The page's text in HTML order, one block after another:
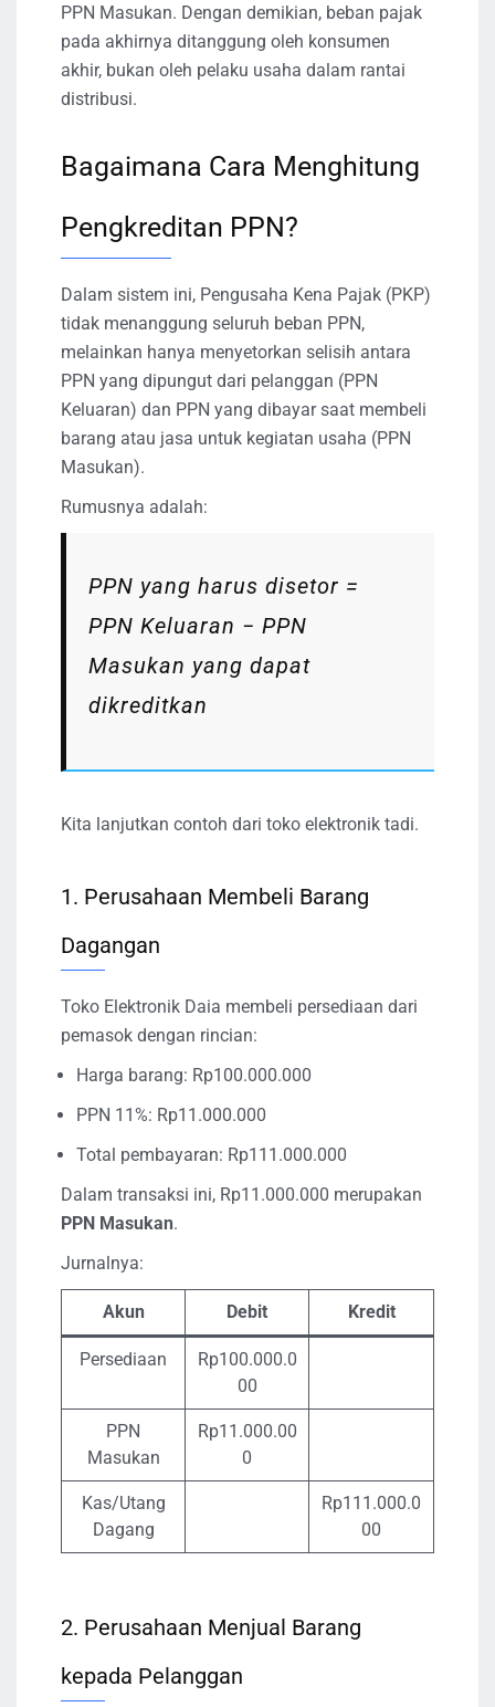
PPN Masukan. Dengan demikian, beban pajak
pada akhirnya ditanggung oleh konsumen
akhir, bukan oleh pelaku usaha dalam rantai
distribusi.
Bagaimana Cara Menghitung
Pengkreditan PPN?
Dalam sistem ini, Pengusaha Kena Pajak (PKP)
tidak menanggung seluruh beban PPN,
melainkan hanya menyetorkan selisih antara
PPN yang dipungut dari pelanggan (PPN
Keluaran) dan PPN yang dibayar saat membeli
barang atau jasa untuk kegiatan usaha (PPN
Masukan).
Rumusnya adalah:
PPN yang harus disetor =
PPN Keluaran − PPN
Masukan yang dapat
dikreditkan
Kita lanjutkan contoh dari toko elektronik tadi.
1. Perusahaan Membeli Barang
Dagangan
Toko Elektronik Daia membeli persediaan dari
pemasok dengan rincian:
Harga barang: Rp100.000.000
PPN 11%: Rp11.000.000
Total pembayaran: Rp111.000.000
Dalam transaksi ini, Rp11.000.000 merupakan
PPN Masukan.
Jurnalnya:
Akun Debit Kredit
Persediaan
Rp100.000.0
00
PPN
Masukan
Rp11.000.00
0
Kas/Utang
Dagang
Rp111.000.0
00
2. Perusahaan Menjual Barang
kepada Pelanggan